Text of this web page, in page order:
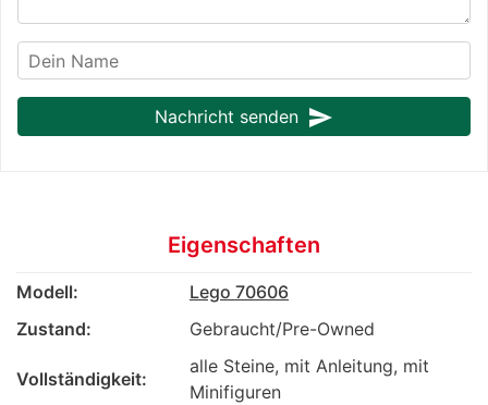
Nachricht senden send
Eigenschaften
Modell:
Lego 70606
Zustand:
Gebraucht/Pre-Owned
Vollständigkeit:
alle Steine, mit Anleitung, mit
Minifiguren